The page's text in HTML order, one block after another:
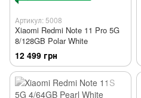
Артикул: 5008
Xiaomi Redmi Note 11 Pro 5G
8/128GB Polar White
12 499 грн